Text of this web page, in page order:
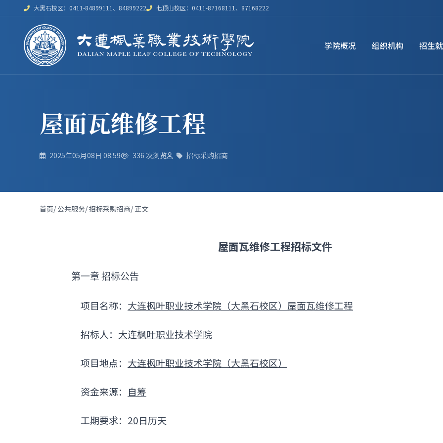
大黑石校区：0411-84899111、84899222 七顶山校区：0411-87168111、87168222
学院概况 组织机构 招生
屋面瓦维修工程
2025年05月08日 08:59 336 次浏览 招标采购招商
首页/公共服务/招标采购招商/正文
屋面瓦维修工程招标文件
第一章 招标公告
项目名称： 大连枫叶职业技术学院（大黑石校区） 屋面瓦维修工程
招标人： 大连枫叶职业技术学院
项目地点： 大连枫叶职业技术学院（大黑石校区）
资金来源： 自筹
工期要求： 20日历天